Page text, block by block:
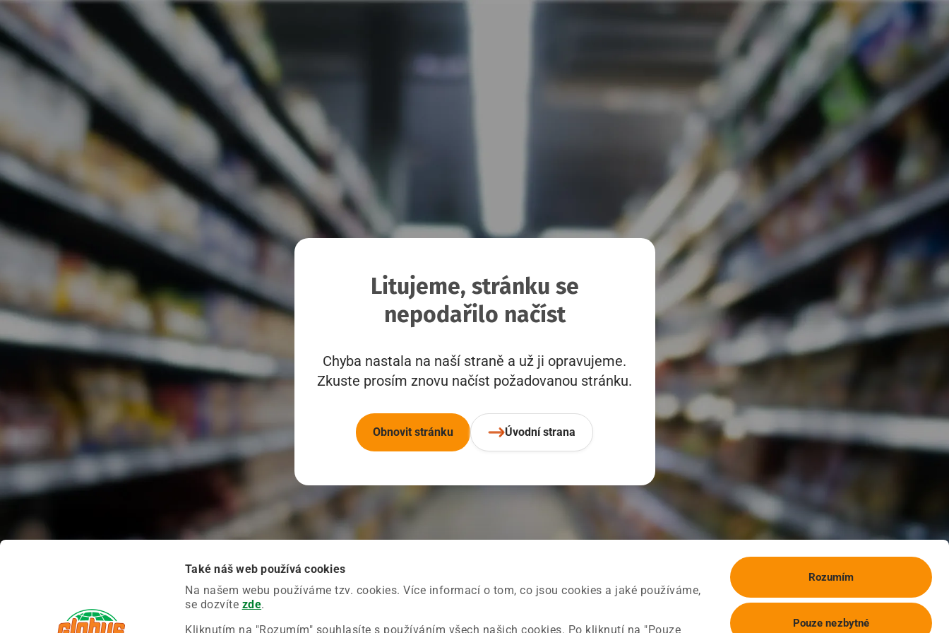
Také náš web používá cookies
Na našem webu používáme tzv. cookies. Více informací o tom, co jsou cookies a jaké používáme,
se dozvíte zde.
Kliknutím na "Rozumím" souhlasíte s používáním všech našich cookies. Po kliknutí na "Pouze
Rozumím
Pouze nezbytné
Litujeme, stránku se
nepodařilo načíst
Chyba nastala na naší straně a už ji opravujeme.
Zkuste prosím znovu načíst požadovanou stránku.
Obnovit stránku Úvodní strana